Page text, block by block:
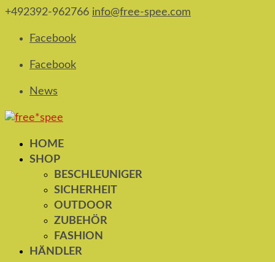
+492392-962766 info@free-spee.com
Facebook
Facebook
News
HOME
SHOP
BESCHLEUNIGER
SICHERHEIT
OUTDOOR
ZUBEHÖR
FASHION
HÄNDLER